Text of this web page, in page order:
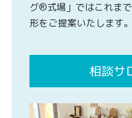
グ®式場」ではこれま
形をご提案いたします。
相談サ